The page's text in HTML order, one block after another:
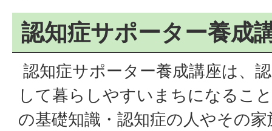
認知症サポーター養成
認知症サポーター養成講座は、
して暮らしやすいまちになるこ
の基礎知識・認知症の人やその